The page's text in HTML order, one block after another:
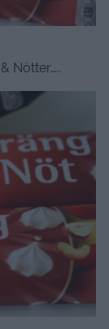
Nötter…..